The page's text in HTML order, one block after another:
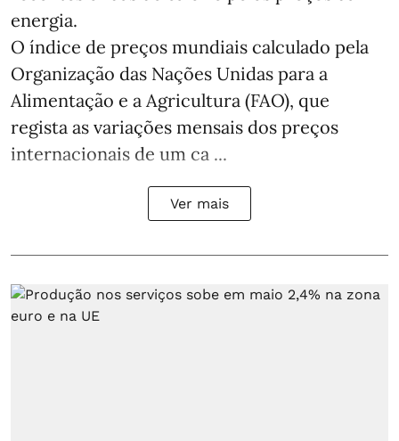
energia.
O índice de preços mundiais calculado pela
Organização das Nações Unidas para a
Alimentação e a Agricultura (FAO), que
regista as variações mensais dos preços
internacionais de um ca ...
Ver mais